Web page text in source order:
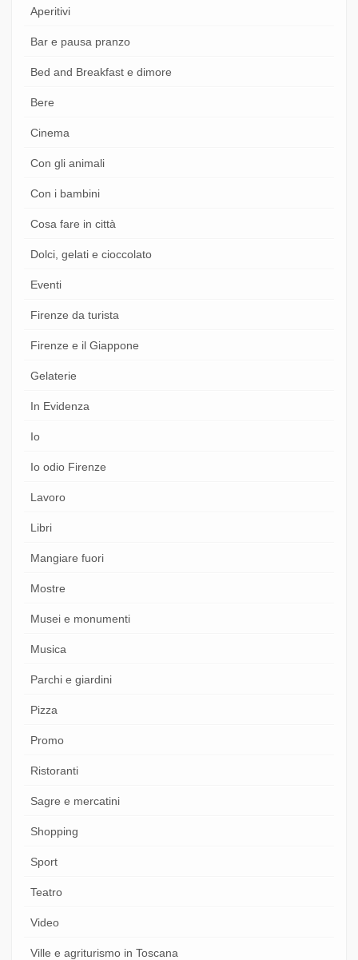
Aperitivi
Bar e pausa pranzo
Bed and Breakfast e dimore
Bere
Cinema
Con gli animali
Con i bambini
Cosa fare in città
Dolci, gelati e cioccolato
Eventi
Firenze da turista
Firenze e il Giappone
Gelaterie
In Evidenza
Io
Io odio Firenze
Lavoro
Libri
Mangiare fuori
Mostre
Musei e monumenti
Musica
Parchi e giardini
Pizza
Promo
Ristoranti
Sagre e mercatini
Shopping
Sport
Teatro
Video
Ville e agriturismo in Toscana